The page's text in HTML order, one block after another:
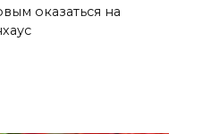
оказаться на